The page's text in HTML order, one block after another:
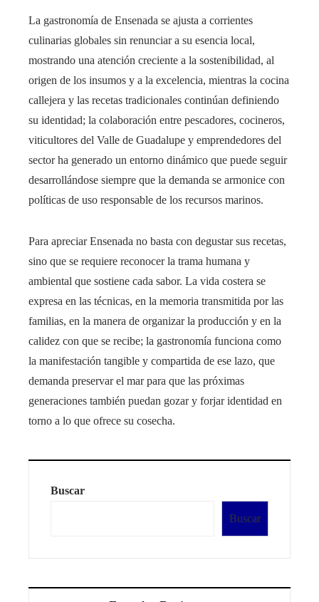
La gastronomía de Ensenada se ajusta a corrientes
culinarias globales sin renunciar a su esencia local,
mostrando una atención creciente a la sostenibilidad, al
origen de los insumos y a la excelencia, mientras la cocina
callejera y las recetas tradicionales continúan definiendo
su identidad; la colaboración entre pescadores, cocineros,
viticultores del Valle de Guadalupe y emprendedores del
sector ha generado un entorno dinámico que puede seguir
desarrollándose siempre que la demanda se armonice con
políticas de uso responsable de los recursos marinos.
Para apreciar Ensenada no basta con degustar sus recetas,
sino que se requiere reconocer la trama humana y
ambiental que sostiene cada sabor. La vida costera se
expresa en las técnicas, en la memoria transmitida por las
familias, en la manera de organizar la producción y en la
calidez con que se recibe; la gastronomía funciona como
la manifestación tangible y compartida de ese lazo, que
demanda preservar el mar para que las próximas
generaciones también puedan gozar y forjar identidad en
torno a lo que ofrece su cosecha.
Buscar
Buscar